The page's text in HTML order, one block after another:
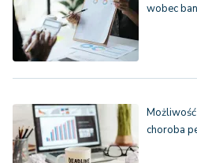
wobec
choroba